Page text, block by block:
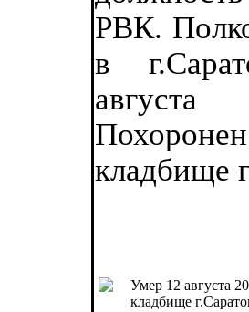
РВК.
в
кладбище
Умер 12 августа
кладбище